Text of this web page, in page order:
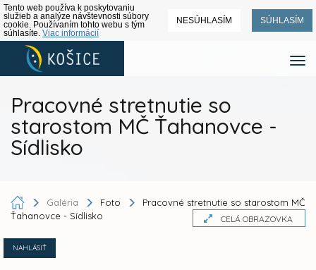
Tento web používa k poskytovaniu
služieb a analýze návštevnosti súbory
cookie. Používaním tohto webu s tým
súhlasíte. Viac informácií
NESÚHLASÍM SÚHLASÍM
Pracovné stretnutie so
starostom MČ Ťahanovce -
Sídlisko
Galéria Foto
Pracovné stretnutie so starostom MČ
Ťahanovce - Sídlisko
CELÁ OBRAZOVKA
NAHLÁSIŤ